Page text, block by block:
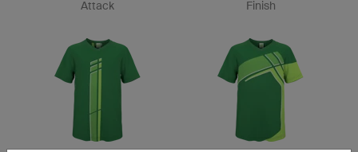
Attack Finish